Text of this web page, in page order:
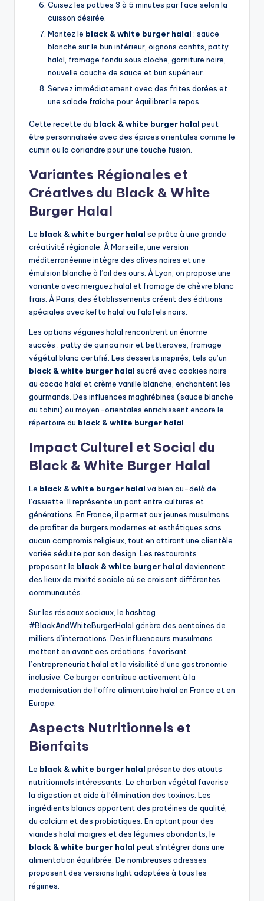
Cuisez les patties 3 à 5 minutes par face selon la
cuisson désirée.
Montez le black & white burger halal : sauce
blanche sur le bun inférieur, oignons confits, patty
halal, fromage fondu sous cloche, garniture noire,
nouvelle couche de sauce et bun supérieur.
Servez immédiatement avec des frites dorées et
une salade fraîche pour équilibrer le repas.
Cette recette du black & white burger halal peut
être personnalisée avec des épices orientales comme le
cumin ou la coriandre pour une touche fusion.
Variantes Régionales et
Créatives du Black & White
Burger Halal
Le black & white burger halal se prête à une grande
créativité régionale. À Marseille, une version
méditerranéenne intègre des olives noires et une
émulsion blanche à l’ail des ours. À Lyon, on propose une
variante avec merguez halal et fromage de chèvre blanc
frais. À Paris, des établissements créent des éditions
spéciales avec kefta halal ou falafels noirs.
Les options véganes halal rencontrent un énorme
succès : patty de quinoa noir et betteraves, fromage
végétal blanc certifié. Les desserts inspirés, tels qu’un
black & white burger halal sucré avec cookies noirs
au cacao halal et crème vanille blanche, enchantent les
gourmands. Des influences maghrébines (sauce blanche
au tahini) ou moyen-orientales enrichissent encore le
répertoire du black & white burger halal
Impact Culturel et Social du
Black & White Burger Halal
Le black & white burger halal va bien au-delà de
l’assiette. Il représente un pont entre cultures et
générations. En France, il permet aux jeunes musulmans
de profiter de burgers modernes et esthétiques sans
aucun compromis religieux, tout en attirant une clientèle
variée séduite par son design. Les restaurants
proposant le black & white burger halal deviennent
des lieux de mixité sociale où se croisent différentes
communautés.
Sur les réseaux sociaux, le hashtag
#BlackAndWhiteBurgerHalal génère des centaines de
milliers d’interactions. Des influenceurs musulmans
mettent en avant ces créations, favorisant
l’entrepreneuriat halal et la visibilité d’une gastronomie
inclusive. Ce burger contribue activement à la
modernisation de l’offre alimentaire halal en France et en
Europe.
Aspects Nutritionnels et
Bienfaits
Le black & white burger halal présente des atouts
nutritionnels intéressants. Le charbon végétal favorise
la digestion et aide à l’élimination des toxines. Les
ingrédients blancs apportent des protéines de qualité,
du calcium et des probiotiques. En optant pour des
viandes halal maigres et des légumes abondants, le
black & white burger halal peut s’intégrer dans une
alimentation équilibrée. De nombreuses adresses
proposent des versions light adaptées à tous les
régimes.